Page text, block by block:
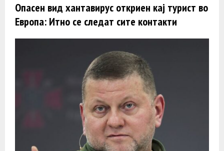
Опасен вид хантавирус откриен кај турист во
Европа: Итно се следат сите контакти